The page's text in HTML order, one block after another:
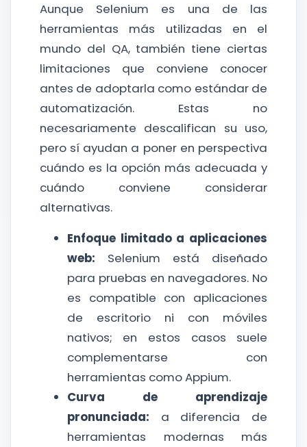
Aunque Selenium es una de las
herramientas más utilizadas en el
mundo del QA, también tiene ciertas
limitaciones que conviene conocer
antes de adoptarla como estándar de
automatización. Estas no
necesariamente descalifican su uso,
pero sí ayudan a poner en perspectiva
cuándo es la opción más adecuada y
cuándo conviene considerar
alternativas.
Enfoque limitado a aplicaciones
web: Selenium está diseñado
para pruebas en navegadores. No
es compatible con aplicaciones
de escritorio ni con móviles
nativos; en estos casos suele
complementarse con
herramientas como Appium.
Curva de aprendizaje
pronunciada: a diferencia de
herramientas modernas más